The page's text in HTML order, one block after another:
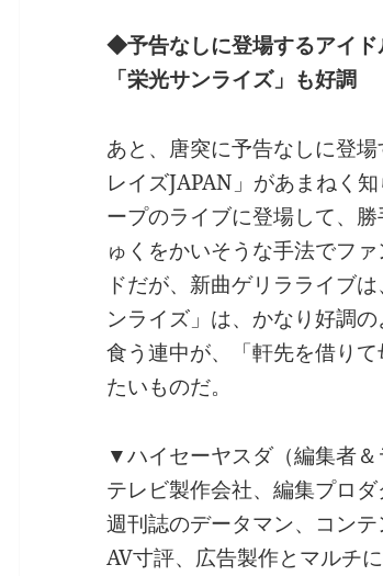
◆予告なしに登場するアイド
「栄光サンライズ」も好調
あと、唐突に予告なしに登
レイズJAPAN」があまねく
ープのライブに登場して、
ゅくをかいそうな手法でフ
ドだが、新曲ゲリラライブ
ンライズ」は、かなり好調
食う連中が、「軒先を借り
たいものだ。
▼ハイセーヤスダ（編集者＆
テレビ製作会社、編集プロ
週刊誌のデータマン、コン
AV寸評、広告製作とマルチ